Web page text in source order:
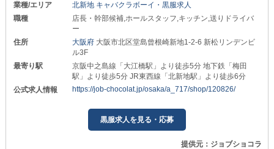
業種/エリア
北新地 キャバクラボーイ・黒服求人
職種
店長・幹部候補,ホールスタッフ,キッチン,送りドライバ
ー
住所
大阪府 大阪市北区堂島曾根崎新地1-2-6 新松リンデンビ
ル3F
最寄り駅
京阪中之島線「大江橋駅」より徒歩5分 地下鉄「梅田
駅」より徒歩5分 JR東西線「北新地駅」より徒歩6分
公式求人情報
https://job-chocolat.jp/osaka/a_717/shop/120826/
黒服求人を見る・応募
提供元：ジョブショコラ